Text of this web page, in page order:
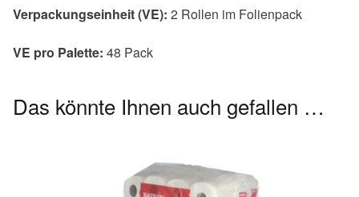
Verpackungseinheit (VE): 2 Rollen im Folienpack
VE pro Palette: 48 Pack
Das könnte Ihnen auch gefallen …